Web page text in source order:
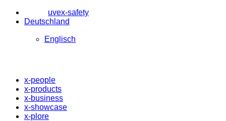
uvex-safety
Deutschland
Englisch
x-people
x-products
x-business
x-showcase
x-plore